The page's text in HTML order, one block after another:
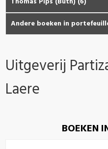
Andere boeken in
Uitgeverij
Laere
BOEKEN